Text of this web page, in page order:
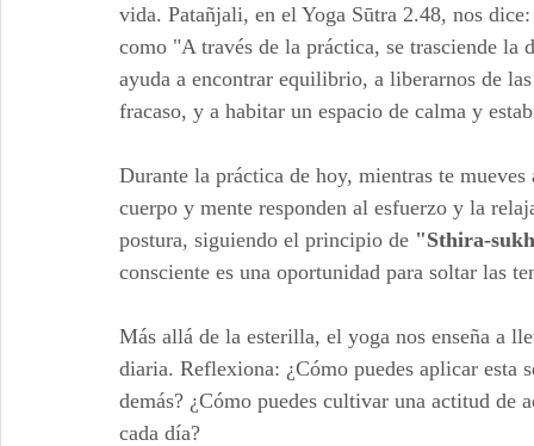
vida. Patañjali, en el Yoga Sūtra 2.48, nos
como "A través de la práctica, se trasciende la
ayuda a encontrar equilibrio, a liberarnos de
fracaso, y a habitar un espacio de calma y
Durante la práctica de hoy, mientras te
cuerpo y mente responden al esfuerzo y la
postura, siguiendo el principio de "Sthira-
consciente es una oportunidad para soltar las
Más allá de la esterilla, el yoga nos enseña a
diaria. Reflexiona: ¿Cómo puedes aplicar esta
demás? ¿Cómo puedes cultivar una actitud de
cada día?